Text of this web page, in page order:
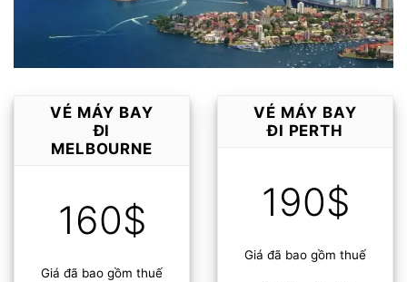
VÉ MÁY BAY
ĐI
MELBOURNE
160$
Giá đã bao gồm thuế
VÉ MÁY BAY
ĐI PERTH
190$
Giá đã bao gồm thuế